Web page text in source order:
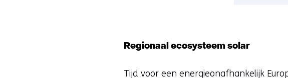
Regionaal ecosysteem solar
Tijd voor een energieonafhankelijk